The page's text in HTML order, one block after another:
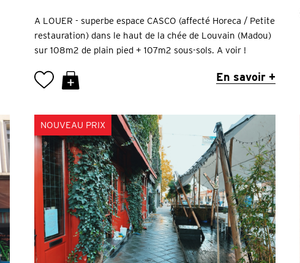
A LOUER - superbe espace CASCO (affecté Horeca / Petite
restauration) dans le haut de la chée de Louvain (Madou)
sur 108m2 de plain pied + 107m2 sous-sols. A voir !
En savoir +
NOUVEAU PRIX